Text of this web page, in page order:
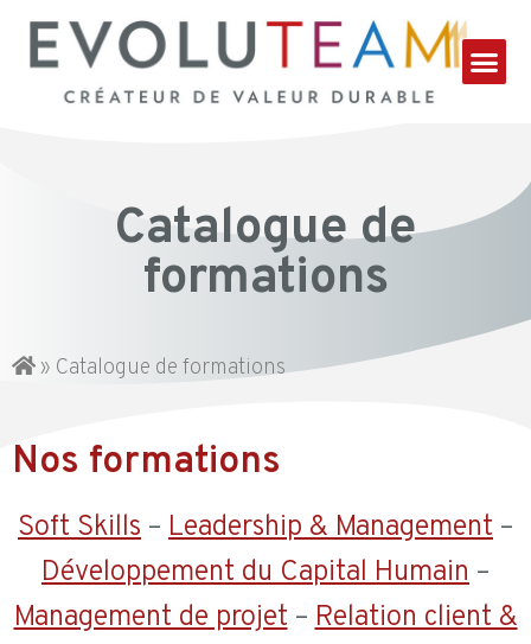
Catalogue de
formations
» Catalogue de formations
Nos formations
Soft Skills – Leadership & Management –
Développement du Capital Humain –
Management de projet–Relation client &